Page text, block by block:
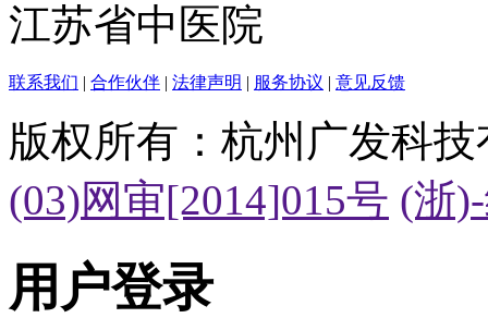
江苏省中医院
联系我们 | 合作伙伴 | 法律声明 | 服务协议 | 意见反馈
版权所有：杭州广发科
(03)网审[2014]015号 (浙
用户登录